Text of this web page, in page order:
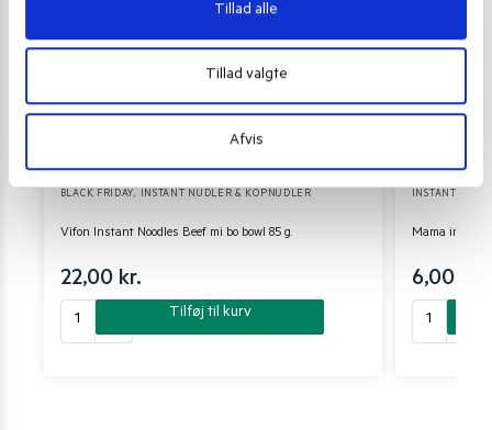
Tillad alle
Tillad valgte
Afvis
BLACK FRIDAY, INSTANT NUDLER & KOPNUDLER
Vifon Instant Noodles Beef mi bo bowl 85 g.
22,00 kr.
Tilføj til kurv
INSTANT
Mama instant
6,00